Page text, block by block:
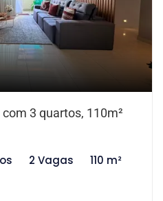
3 quartos, 110m²
2 Vagas 110 m²